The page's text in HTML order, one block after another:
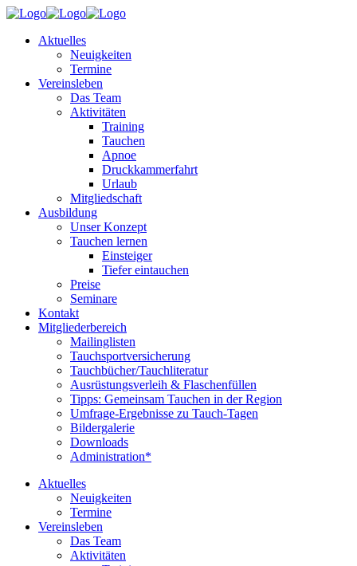
Aktuelles
Neuigkeiten
Termine
Vereinsleben
Das Team
Aktivitäten
Training
Tauchen
Apnoe
Druckkammerfahrt
Urlaub
Mitgliedschaft
Ausbildung
Unser Konzept
Tauchen lernen
Einsteiger
Tiefer eintauchen
Preise
Seminare
Kontakt
Mitgliederbereich
Mailinglisten
Tauchsportversicherung
Tauchbücher/Tauchliteratur
Ausrüstungsverleih & Flaschenfüllen
Tipps: Gemeinsam Tauchen in der Region
Umfrage-Ergebnisse zu Tauch-Tagen
Bildergalerie
Downloads
Administration*
Aktuelles
Neuigkeiten
Termine
Vereinsleben
Das Team
Aktivitäten